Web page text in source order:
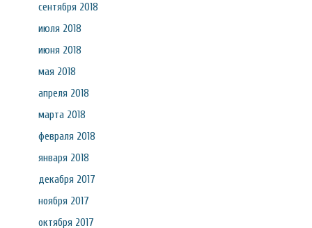
сентября 2018
июля 2018
июня 2018
мая 2018
апреля 2018
марта 2018
февраля 2018
января 2018
декабря 2017
ноября 2017
октября 2017